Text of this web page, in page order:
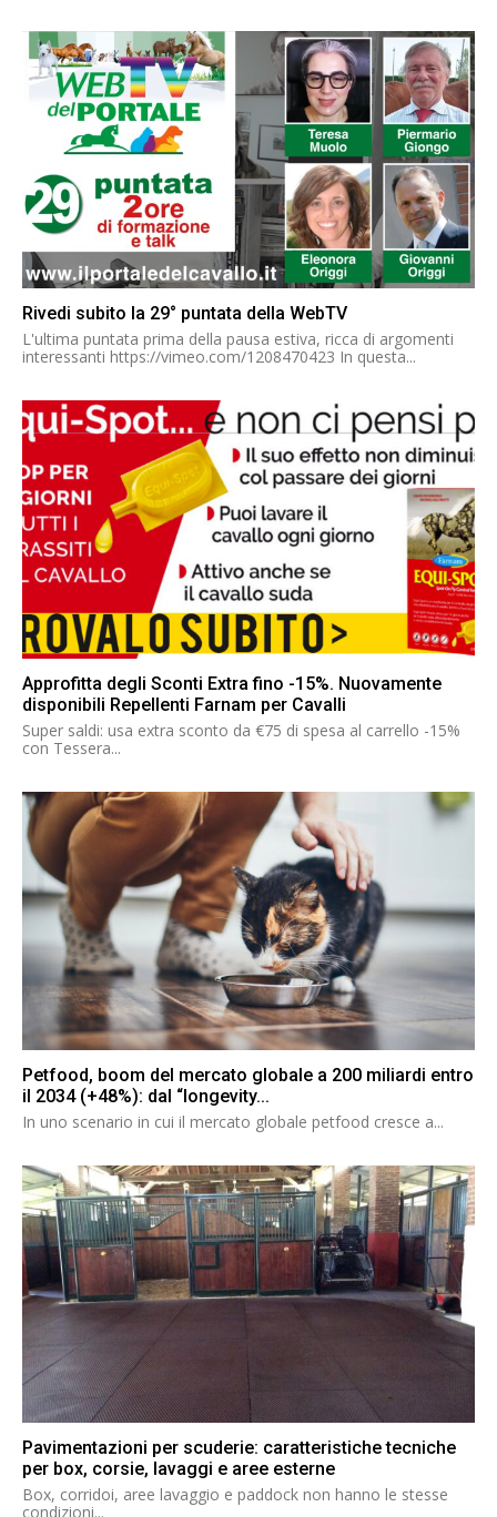
Rivedi subito la 29° puntata della WebTV
L'ultima puntata prima della pausa estiva, ricca di argomenti
interessanti https://vimeo.com/1208470423 In questa...
Approfitta degli Sconti Extra fino -15%. Nuovamente
disponibili Repellenti Farnam per Cavalli
Super saldi: usa extra sconto da €75 di spesa al carrello -15%
con Tessera...
Petfood, boom del mercato globale a 200 miliardi entro
il 2034 (+48%): dal “longevity...
In uno scenario in cui il mercato globale petfood cresce a...
Pavimentazioni per scuderie: caratteristiche tecniche
per box, corsie, lavaggi e aree esterne
Box, corridoi, aree lavaggio e paddock non hanno le stesse
condizioni...